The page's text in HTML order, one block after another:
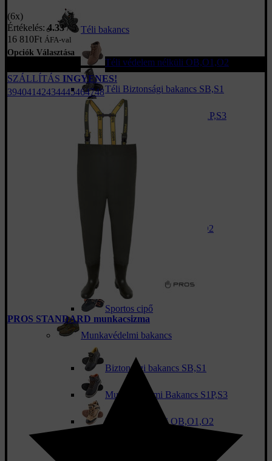
Téli bakancs
Téli védelem nélküli OB,O1,O2
Téli Biztonsági bakancs SB,S1
Téli Biztonsági bakancs S1P,S3
Téli csizma
Védelem nélküli OB,O1,O2
Biztonsági cipő SB,S1
Biztonsági cipő S1P,S3
Sportos cipő
Munkavédelmi bakancs
Biztonsági bakancs SB,S1
Munkavédelmi Bakancs S1P,S3
Védelem nélküli OB,O1,O2
(6x)
Értékelés:4.33/ 5
16 810Ft ÁFA-val
Opciók Választása
SZÁLLÍTÁS INGYENES!
39404142434445464748
PROS STANDARD munkacsizma